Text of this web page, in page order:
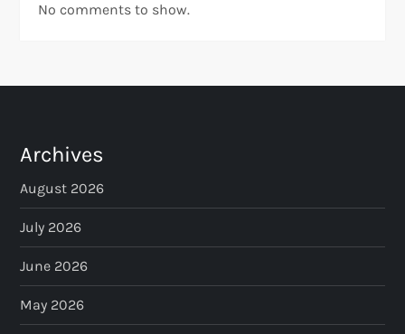
No comments to show.
Archives
August 2026
July 2026
June 2026
May 2026